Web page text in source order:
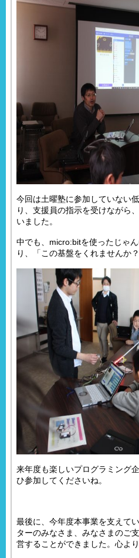
今回は土曜塾に参加していない
り、支援員の指示を受けながら
いました。
中でも、micro:bitを使ったじゃ
り、「この基盤をくれませんか
来年度も楽しいプログラミング
ひ参加してくださいね。
最後に、今年度本事業を支えて
ターのみなさま、みなさまのご
営することができました。心よ